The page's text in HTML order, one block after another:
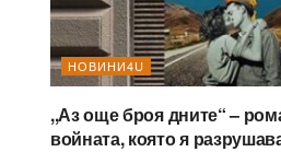
НОВИНИ4U
,,Аз още броя дните“ –
войната, която я